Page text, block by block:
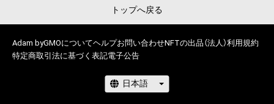
トップへ戻る
Adam byGMOについてヘルプお問い合わせNFTの出品（法人）利用規約
特定商取引法に基づく表記電子公告